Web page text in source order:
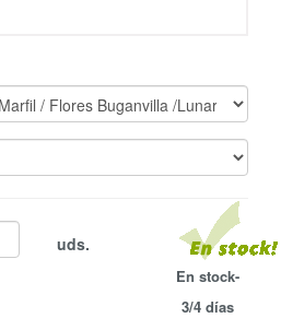
uds.
En stock-
3/4 días